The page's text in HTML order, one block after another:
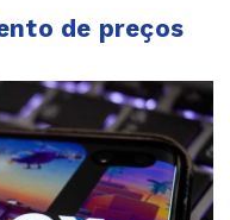
de preços